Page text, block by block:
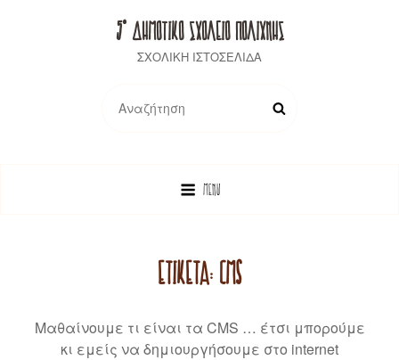
5° ΔΗΜΟΤΙΚΟ ΣΧΟΛΕΙΟ ΠΟΛΙΧΝΗΣ
ΣΧΟΛΙΚΗ ΙΣΤΟΣΕΛΙΔΑ
for:
MENU
ΕΤΙΚΈΤΑ:CMS
Μαθαίνουμε τι είναι τα CMS … έτσι μπορούμε
κι εμείς να δημιουργήσουμε στο internet